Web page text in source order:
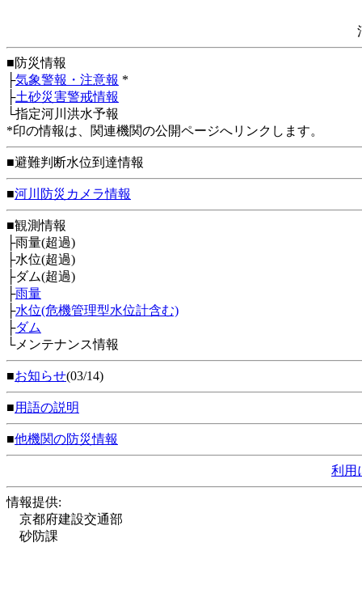
■防災情報
├気象警報・注意報 *
├土砂災害警戒情報
└指定河川洪水予報
*印の情報は、関連機関の公開ページへリンクします。
■避難判断水位到達情報
■河川防災カメラ情報
■観測情報
├雨量(超過)
├水位(超過)
├ダム(超過)
├雨量
├水位(危機管理型水位計含む)
├ダム
└メンテナンス情報
■お知らせ(03/14)
■用語の説明
■他機関の防災情報
利用
情報提供:
京都府建設交通部
砂防課